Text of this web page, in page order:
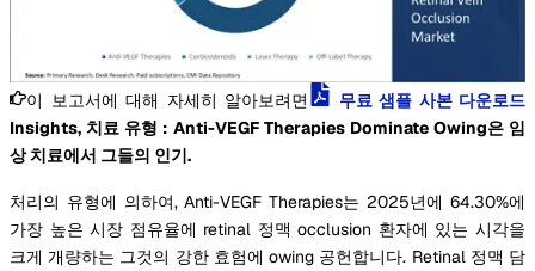
이 보고서에 대해 자세히 알아보려면
무료 샘플 사본 다운로드
Insights, 치료 유형 : Anti-VEGF Therapies Dominate Owing은 임
상 치료에서 그들의 인기.
처리의 유형에 의하여, Anti-VEGF Therapies는 2025년에 64.30%에
가장 높은 시장 점유율에 retinal 정맥 occlusion 환자에 있는 시각을
크게 개량하는 그것의 강한 효험에 owing 공헌합니다. Retinal 정맥 담